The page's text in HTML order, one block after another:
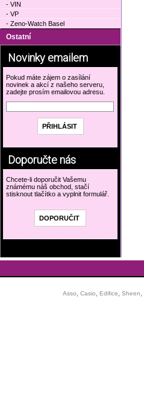
- VIN
- VP
- Zeno-Watch Basel
Ostatní
Novinky emailem
Pokud máte zájem o zasílání
novinek a akcí z našeho serveru,
zadejte prosím emailovou adresu.
Doporučte nás
Chcete-li doporučit Vašemu
známému náš obchod, stačí
stisknout tlačítko a vyplnit formulář.
Asso
Casio Edifice Sheen